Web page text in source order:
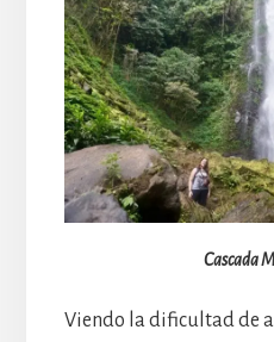
Cascada
Viendo la dificultad de